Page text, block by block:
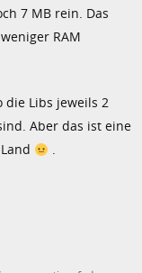
7 MB rein. Das
RAM
die Libs jeweils 2
Aber das ist eine
.